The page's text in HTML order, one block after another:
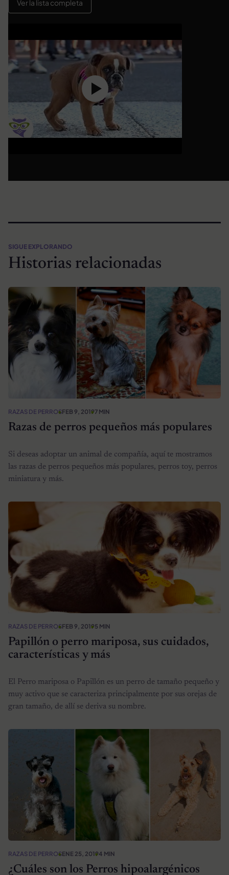
Ver la lista completa
SIGUE EXPLORANDO
Historias relacionadas
RAZAS DE PERROSFEB 9, 20197 MIN
Razas de perros pequeños más populares
Si deseas adoptar un animal de compañía, aquí te mostramos
las razas de perros pequeños más populares, perros toy, perros
miniatura y más.
RAZAS DE PERROSFEB 9, 20195 MIN
Papillón o perro mariposa, sus cuidados,
características y más
El Perro mariposa o Papillón es un perro de tamaño pequeño y
muy activo que se caracteriza principalmente por sus orejas de
gran tamaño, de allí se deriva su nombre.
RAZAS DE PERROSENE 25, 20194 MIN
¿Cuáles son los Perros hipoalargénicos